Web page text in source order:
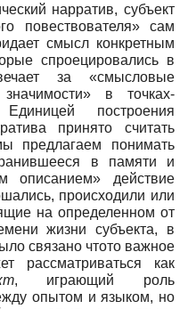
нарратив, субъект
повествователя» сам
смысл конкретным
спроецировались в
за «смысловые
в точках-
построения
принято считать
предлагаем понимать
в памяти и
описанием» действие
происходили или
на определенном от
жизни субъекта, в
связано чтото важное
рассматриваться как
, играющий роль
опытом и языком, но